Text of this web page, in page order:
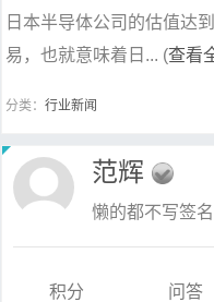
日本半导体公司的估值达
易，也就意味着日... (查看
分类： 行业新闻
范辉
懒的都不写签名
积分
问答